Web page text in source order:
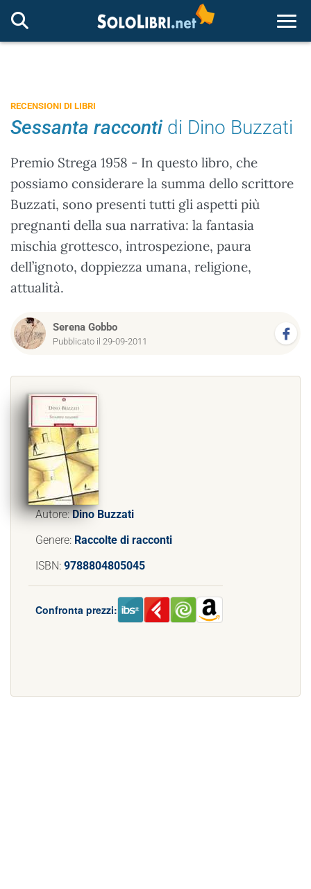
RECENSIONI DI LIBRI
Sessanta racconti di Dino Buzzati
Premio Strega 1958 - In questo libro, che
possiamo considerare la summa dello scrittore
Buzzati, sono presenti tutti gli aspetti più
pregnanti della sua narrativa: la fantasia
mischia grottesco, introspezione, paura
dell’ignoto, doppiezza umana, religione,
attualità.
Serena Gobbo
Pubblicato il 29-09-2011
Autore:Dino Buzzati
Genere: Raccolte di racconti
ISBN: 9788804805045
Confronta prezzi: